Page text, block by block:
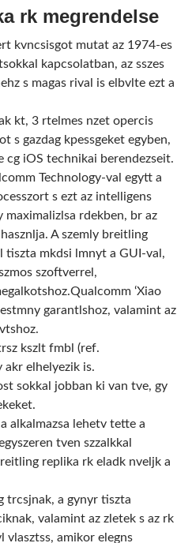
rk megrendelse
kvncsisgot mutat az 1974-es
kapcsolatban, az sszes
s magas rival is elbvlte ezt a
kt, 3 rtelmes nzet opercis
s gazdag kpessgeket egyben,
cg iOS technikai berendezseit.
Technology-val egytt a
s ezt az intelligens
rdekben, br az
A szemly breitling
tiszta mkdsi lmnyt a GUI-val,
szoftverrel,
‘Xiao
garantlshoz, valamint az
kszlt fmbl (ref.
elhelyezik is.
sokkal jobban ki van tve, gy
alkalmazsa lehetv tette a
tven szzalkkal
replika rk eladk nveljk a
trcsjnak, a gynyr tiszta
valamint az zletek s az rk
vlasztss, amikor elegns